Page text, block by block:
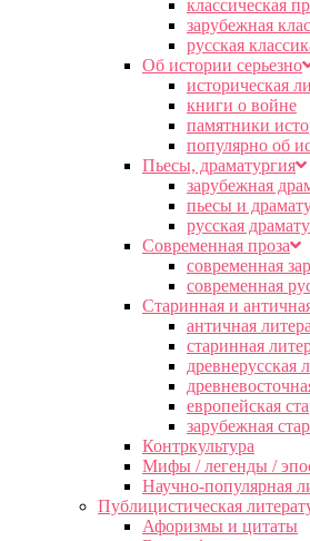
классическая
зарубежная
русская
Об истории серьезно
историческая
книги о войне
памятники
популярно об
Пьесы, драматургия
зарубежная
пьесы и
русская
Современная проза
современная
современная
Старинная и
античная
старинная
древнерусская
европейская
зарубежная
Контркультура
Мифы / легенды /
Научно-популярная
Публицистическая
Афоризмы и цитаты